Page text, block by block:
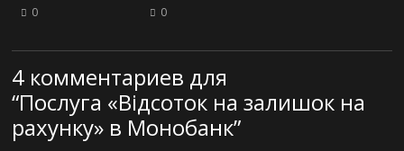
0 0
4 комментариев для
“Послуга «Відсоток на залишок на
рахунку» в Монобанк”